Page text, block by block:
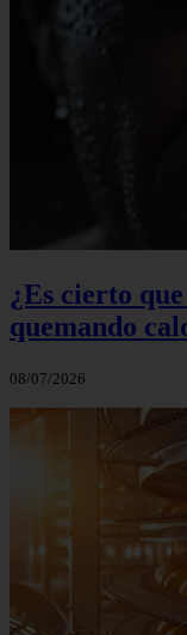
¿Es cierto
quemando
08/07/2026